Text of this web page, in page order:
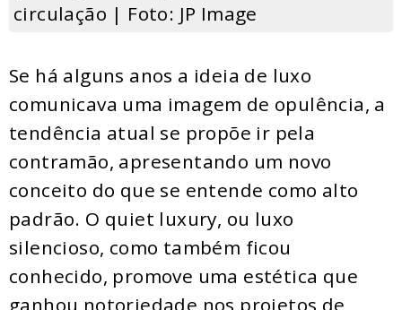
circulação | Foto: JP Image
Se há alguns anos a ideia de luxo
comunicava uma imagem de opulência, a
tendência atual se propõe ir pela
contramão, apresentando um novo
conceito do que se entende como alto
padrão. O quiet luxury, ou luxo
silencioso, como também ficou
conhecido, promove uma estética que
ganhou notoriedade nos projetos de